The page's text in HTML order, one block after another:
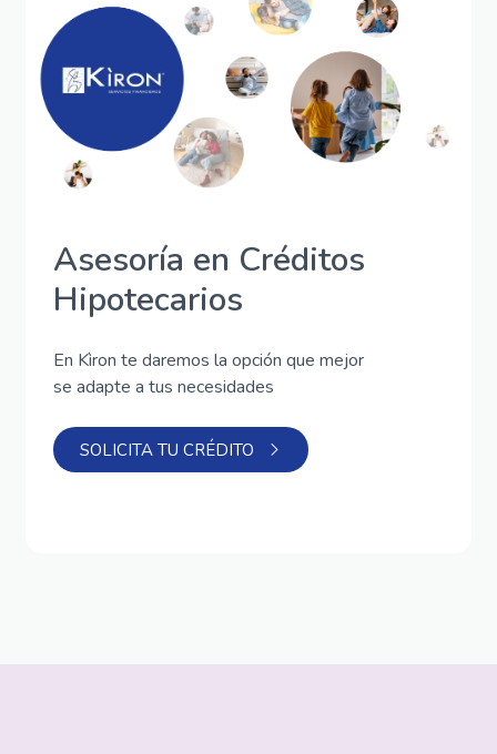
Asesoría en Créditos
Hipotecarios
En Kìron te daremos la opción que mejor
se adapte a tus necesidades
SOLICITA TU CRÉDITO